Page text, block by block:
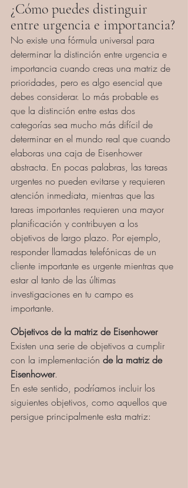
¿Cómo puedes distinguir
entre urgencia e importancia?
No existe una fórmula universal para
determinar la distinción entre urgencia e
importancia cuando creas una matriz de
prioridades, pero es algo esencial que
debes considerar. Lo más probable es
que la distinción entre estas dos
categorías sea mucho más difícil de
determinar en el mundo real que cuando
elaboras una caja de Eisenhower
abstracta. En pocas palabras, las tareas
urgentes no pueden evitarse y requieren
atención inmediata, mientras que las
tareas importantes requieren una mayor
planificación y contribuyen a los
objetivos de largo plazo. Por ejemplo,
responder llamadas telefónicas de un
cliente importante es urgente mientras que
estar al tanto de las últimas
investigaciones en tu campo es
importante.
Objetivos de la matriz de Eisenhower
Existen una serie de objetivos a cumplir
con la implementación de la matriz de
Eisenhower.
En este sentido, podríamos incluir los
siguientes objetivos, como aquellos que
persigue principalmente esta matriz: